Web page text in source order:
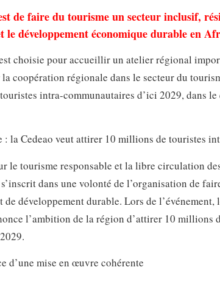
de faire du tourisme un secteur inclusif,
le développement économique durable en
choisie pour accueillir un atelier régional
coopération régionale dans le secteur du
intra-communautaires d’ici 2029, dans
le tourisme responsable et la libre circulation
dans une volonté de l’organisation de
de développement durable. Lors de
l’ambition de la région d’attirer 10
d’une mise en œuvre cohérente